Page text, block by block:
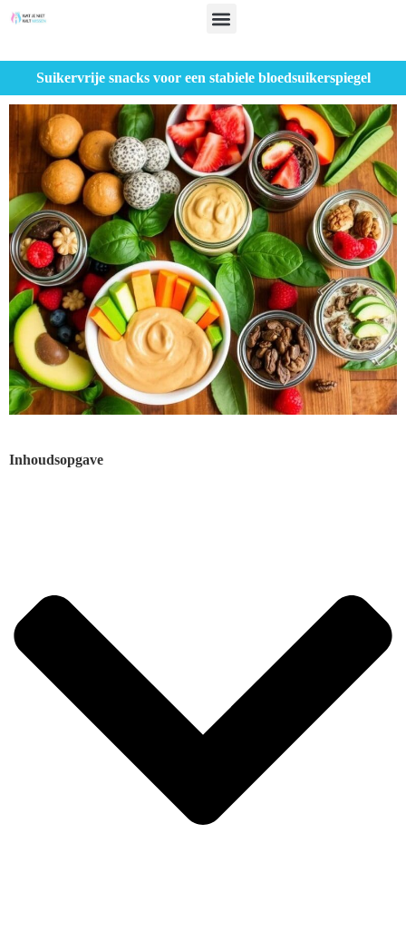
Suikervrije snacks voor een stabiele bloedsuikerspiegel
Inhoudsopgave